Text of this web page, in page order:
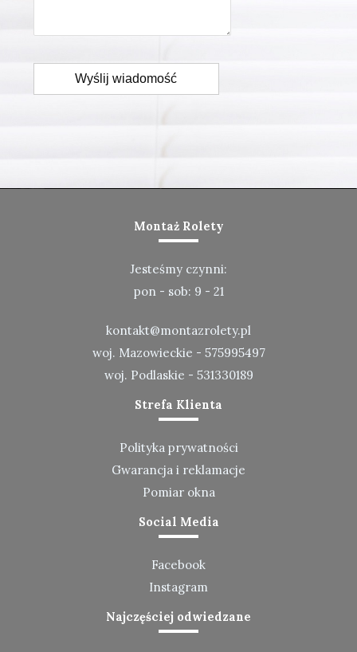
Wyślij wiadomość
Montaż Rolety
Jesteśmy czynni:
pon - sob: 9 - 21
kontakt@montazrolety.pl
woj. Mazowieckie - 575995497
woj. Podlaskie - 531330189
Strefa Klienta
Polityka prywatności
Gwarancja i reklamacje
Pomiar okna
Social Media
Facebook
Instagram
Najczęściej odwiedzane